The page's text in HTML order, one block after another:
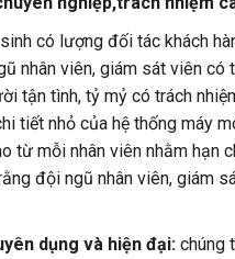
có lượng đối tác khách
nhân viên, giám sát viên có
tận tình, tỷ mỷ có trách
tiết nhỏ của hệ thống máy
từ mỗi nhân viên nhằm hạn
đội ngũ nhân viên, giám
dụng và hiện đại: chúng